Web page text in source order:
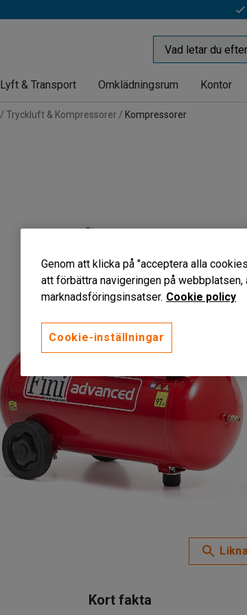
Lyft & Transport Omklädningsrum Kontor
Tryckluft & Kompressorer Kompressorer
Kort fakta
Genom att klicka på "acceptera alla
att förbättra navigeringen på
marknadsföringsinsatser. Cookie policy
Cookie-inställningar